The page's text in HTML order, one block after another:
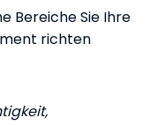
Bereiche Sie Ihre
richten